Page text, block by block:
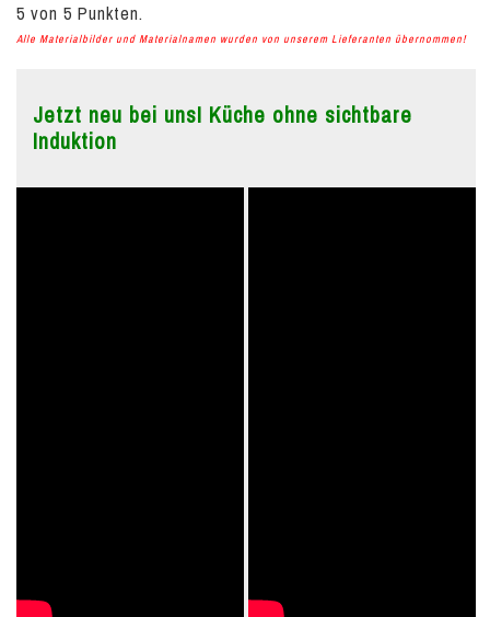
5 von 5 Punkten.
Alle Materialbilder und Materialnamen wurden von unserem Lieferanten übernommen!
Jetzt neu bei uns! Küche ohne sichtbare
Induktion